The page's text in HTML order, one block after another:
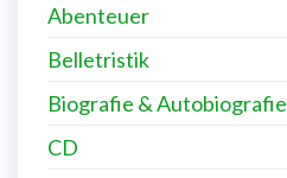
Abenteuer
Belletristik
Biografie & Autobiografie
CD